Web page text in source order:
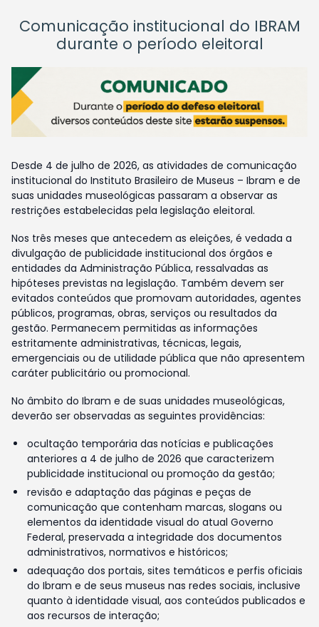
Comunicação institucional do IBRAM
durante o período eleitoral
Desde 4 de julho de 2026, as atividades de comunicação
institucional do Instituto Brasileiro de Museus – Ibram e de
suas unidades museológicas passaram a observar as
restrições estabelecidas pela legislação eleitoral.
Nos três meses que antecedem as eleições, é vedada a
divulgação de publicidade institucional dos órgãos e
entidades da Administração Pública, ressalvadas as
hipóteses previstas na legislação. Também devem ser
evitados conteúdos que promovam autoridades, agentes
públicos, programas, obras, serviços ou resultados da
gestão. Permanecem permitidas as informações
estritamente administrativas, técnicas, legais,
emergenciais ou de utilidade pública que não apresentem
caráter publicitário ou promocional.
No âmbito do Ibram e de suas unidades museológicas,
deverão ser observadas as seguintes providências:
ocultação temporária das notícias e publicações
anteriores a 4 de julho de 2026 que caracterizem
publicidade institucional ou promoção da gestão;
revisão e adaptação das páginas e peças de
comunicação que contenham marcas, slogans ou
elementos da identidade visual do atual Governo
Federal, preservada a integridade dos documentos
administrativos, normativos e históricos;
adequação dos portais, sites temáticos e perfis oficiais
do Ibram e de seus museus nas redes sociais, inclusive
quanto à identidade visual, aos conteúdos publicados e
aos recursos de interação;